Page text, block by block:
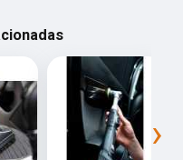
›